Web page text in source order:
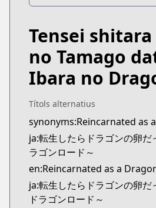
https://comic-
Tensei
no Tamago
Ibara no
Títols alternatius
ja:転生したらドラゴンの卵だ
ラゴンロード～
en:Reincarnated as a
ja:転生したらドラゴンの卵
ドラゴンロード～